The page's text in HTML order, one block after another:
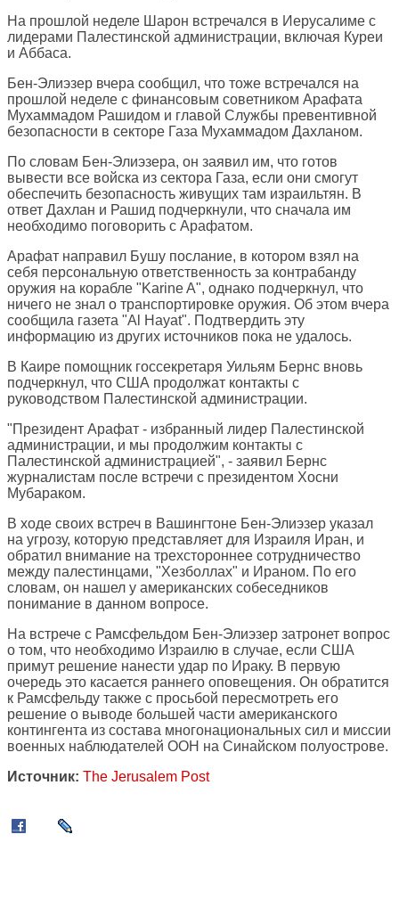
На прошлой неделе Шарон встречался в Иерусалиме с
лидерами Палестинской администрации, включая Куреи
и Аббаса.
Бен-Элиэзер вчера сообщил, что тоже встречался на
прошлой неделе с финансовым советником Арафата
Мухаммадом Рашидом и главой Службы превентивной
безопасности в секторе Газа Мухаммадом Дахланом.
По словам Бен-Элиэзера, он заявил им, что готов
вывести все войска из сектора Газа, если они смогут
обеспечить безопасность живущих там израильтян. В
ответ Дахлан и Рашид подчеркнули, что сначала им
необходимо поговорить с Арафатом.
Арафат направил Бушу послание, в котором взял на
себя персональную ответственность за контрабанду
оружия на корабле "Karine A", однако подчеркнул, что
ничего не знал о транспортировке оружия. Об этом вчера
сообщила газета "Al Hayat". Подтвердить эту
информацию из других источников пока не удалось.
В Каире помощник госсекретаря Уильям Бернс вновь
подчеркнул, что США продолжат контакты с
руководством Палестинской администрации.
"Президент Арафат - избранный лидер Палестинской
администрации, и мы продолжим контакты с
Палестинской администрацией", - заявил Бернс
журналистам после встречи с президентом Хосни
Мубараком.
В ходе своих встреч в Вашингтоне Бен-Элиэзер указал
на угрозу, которую представляет для Израиля Иран, и
обратил внимание на трехстороннее сотрудничество
между палестинцами, "Хезболлах" и Ираном. По его
словам, он нашел у американских собеседников
понимание в данном вопросе.
На встрече с Рамсфельдом Бен-Элиэзер затронет вопрос
о том, что необходимо Израилю в случае, если США
примут решение нанести удар по Ираку. В первую
очередь это касается раннего оповещения. Он обратится
к Рамсфельду также с просьбой пересмотреть его
решение о выводе большей части американского
контингента из состава многонациональных сил и миссии
военных наблюдателей ООН на Синайском полуострове.
Источник: The Jerusalem Post